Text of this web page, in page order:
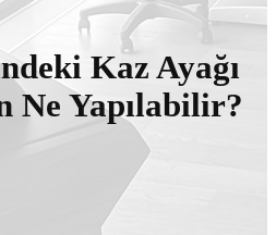
Kaz Ayağı
Ne Yapılabilir?